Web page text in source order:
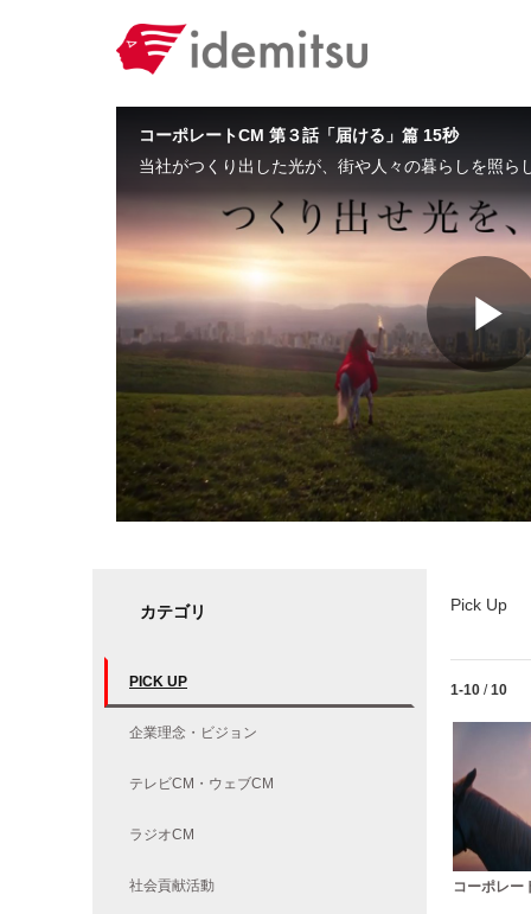
コーポレートCM 第３話「届ける」篇 15秒
カテゴリ
PICK UP
企業理念・ビジョン
テレビCM・ウェブCM
ラジオCM
社会貢献活動
Pick Up
Currently
1-10 / 10
コーポレー